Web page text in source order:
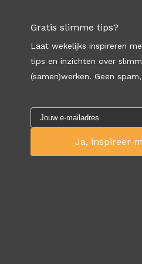
Gratis slimme tips?
Laat wekelijks inspireren
tips en inzichten over
(samen)werken. Geen